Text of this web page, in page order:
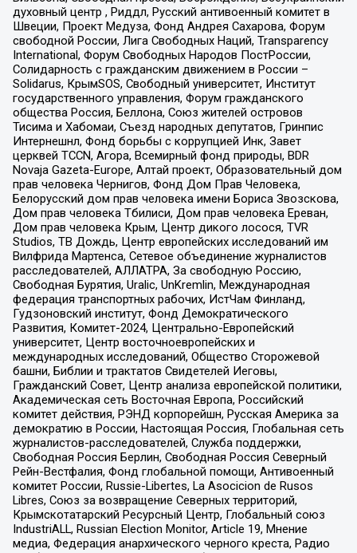
духовный центр , Риддл, Русский антивоенный комитет в
Швеции, Проект Медуза, Фонд Андрея Сахарова, Форум
свободной России, Лига Свободных Наций, Transparеncy
International, Форум Свободных Народов ПостРоссии,
Солидарность с гражданским движением в России –
Solidarus, КрымSOS, Свободный университет, Институт
государственного управления, Форум гражданского
общества Россия, Беллона, Союз жителей островов
Тисима и Хабомаи, Съезд народных депутатов, Гринпис
Интернешнл, Фонд борьбы с коррупцией Инк, Завет
церквей TCCN, Агора, Всемирный фонд природы, BDR
Novaja Gazeta-Europe, Алтай проект, Образовательный дом
прав человека Чернигов, Фонд Дом Прав Человека,
Белорусский дом прав человека имени Бориса Звозскова,
Дом прав человека Тбилиси, Дом прав человека Ереван,
Дом прав человека Крым, Центр дикого лосося, TVR
Studios, ТВ Дождь, Центр европейских исследований им
Вилфрида Мартенса, Сетевое объединение журналистов
расследователей, АЛЛАТРА, За свободную Россию,
Свободная Бурятия, Uralic, UnKremlin, Международная
федерация транспортных рабочих, ИстЧам Финланд,
Гудзоновский институт, Фонд Демократического
Развития, Комитет-2024, Центрально-Европейский
университет, Центр восточноевропейских и
международных исследований, Общество Сторожевой
башни, Библии и трактатов Свидетелей Иеговы,
Гражданский Совет, Центр анализа европейской политики,
Академическая сеть Восточная Европа, Российский
комитет действия, РЭНД корпорейшн, Русская Америка за
демократию в России, Настоящая Россия, Глобальная сеть
журналистов-расследователей, Служба поддержки,
Свободная Россия Берлин, Свободная Россия Северный
Рейн-Вестфалия, Фонд глобальной помощи, Антивоенный
комитет России, Russie-Libertes, La Asocicion de Rusos
Libres, Союз за возвращение Северных территорий,
Крымскотатарский Ресурсный Центр, Глобальный союз
IndustriALL, Russian Election Monitor, Article 19, Мнение
медиа, Федерация анархического черного креста, Радио